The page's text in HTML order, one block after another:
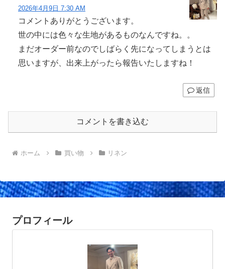
2026年4月9日 7:30 AM
コメントありがとうございます。
世の中には色々な生地があるものなんですね。。
まだオーダー前なのでしばらく先になってしまうとは
思いますが、出来上がったら報告いたしますね！
返信
コメントを書き込む
ホーム 買い物 リネン
プロフィール